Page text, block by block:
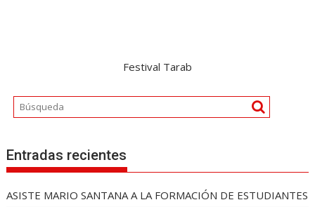
Festival Tarab
Entradas recientes
ASISTE MARIO SANTANA A LA FORMACIÓN DE ESTUDIANTES